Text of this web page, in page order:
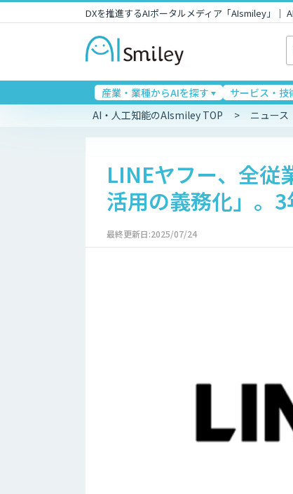
DXを推進するAIポータルメディア「AIsmiley」｜
産業・業種からAIを探す サービス・技
AI・人工知能のAIsmiley TOP ニュース
LINEヤフー、全従
活用の義務化」。
最終更新日:2025/07/24